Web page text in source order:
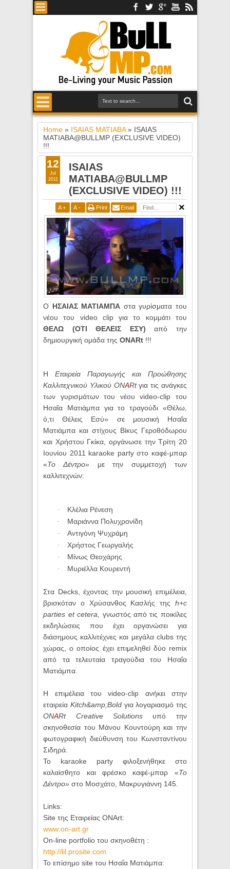
Home » ISAIAS MATIABA» ISAIAS
MATIABA@BULLMP (EXCLUSIVE VIDEO)
!!!
ISAIAS
MATIABA@BULLMP
(EXCLUSIVE VIDEO) !!!
A + A - Print Email
Ο ΗΣΑΙΑΣ ΜΑΤΙΑΜΠΑ στα γυρίσματα του
νέου του video clip για το κομμάτι του
ΘΕΛΩ (ΟΤΙ ΘΕΛΕΙΣ ΕΣΥ) από την
δημιουργική ομάδα τηςONARt !!!
ΗΕταιρεία Παραγωγής και Προώθησης
Καλλιτεχνικού Υλικού ONARt για τις ανάγκες
των γυρισμάτων του νέουvideo-clip
του
Ησαΐα Ματιάμπα για το τραγούδι «Θέλω,
ό,τι Θέλεις Εσύ» σε μουσική Ησαΐα
Ματιάμπα και στίχους Βίκυς Γεροθόδωρου
και Χρήστου Γκίκα, οργάνωσε την Τρίτη 20
Ιουνίου 2011 karaoke party στο καφέ-μπαρ
«Το Δέντρο»με την συμμετοχή των
καλλιτεχνών:
· Κλέλια Ρένεση
· Μαριάννα Πολυχρονίδη
· Αντιγόνη Ψυχράμη
· Χρήστος Γεωργαλής
· Μίνως Θεοχάρης
· Μυριέλλα Κουρεντή
Στα Decks, έχοντας την μουσική επιμέλεια,
βρισκόταν ο Χρύσανθος Κασλής της h+c
parties et cetera
γνωστός από τις ποικίλες
εκδηλώσεις που έχει οργανώσει για
διάσημους καλλιτέχνες και μεγάλα clubs της
χώρας, ο οποίος έχει επιμεληθεί δύο remix
από τα τελευταία τραγούδια του Ησαΐα
Ματιάμπα.
Η επιμέλεια τουvideo-clip
ανήκει στην
εταιρεία Kitch&amp;Boldγια λογαριασμό της
ONARt Creative Solutions
υπό την
σκηνοθεσία του Μάνου Κουντούρη και την
φωτογραφική διεύθυνση του Κωνσταντίνου
Σιδηρά.
Το karaoke party
φιλοξενήθηκε στο
καλαίσθητο και φρέσκο καφέ-μπαρ «Το
Δέντρο» στο Μοσχάτο, Μακρυγιάννη 145.
Links:
Site της Εταιρείας ONArt:
www .on-art .gr
On-line portfolio του σκηνοθέτη :
http://lil prosite .com
Το επίσημοsite του Ησαΐα Ματιάμπα:
12
Jul
2011